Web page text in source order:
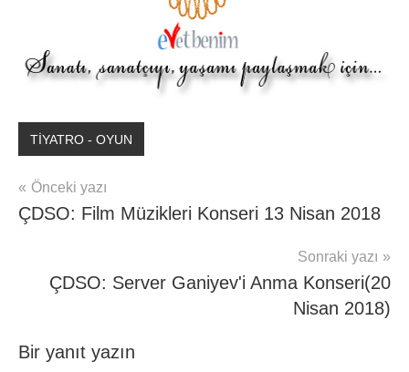
TİYATRO - OYUN
Yazı
gezinmesi
Önceki yazı
ÇDSO: Film Müzikleri Konseri 13 Nisan 2018
Sonraki yazı
ÇDSO: Server Ganiyev'i Anma Konseri(20
Nisan 2018)
Bir yanıt yazın